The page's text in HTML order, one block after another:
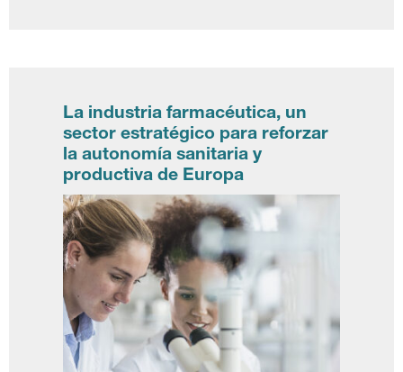
La industria farmacéutica, un
sector estratégico para reforzar
la autonomía sanitaria y
productiva de Europa